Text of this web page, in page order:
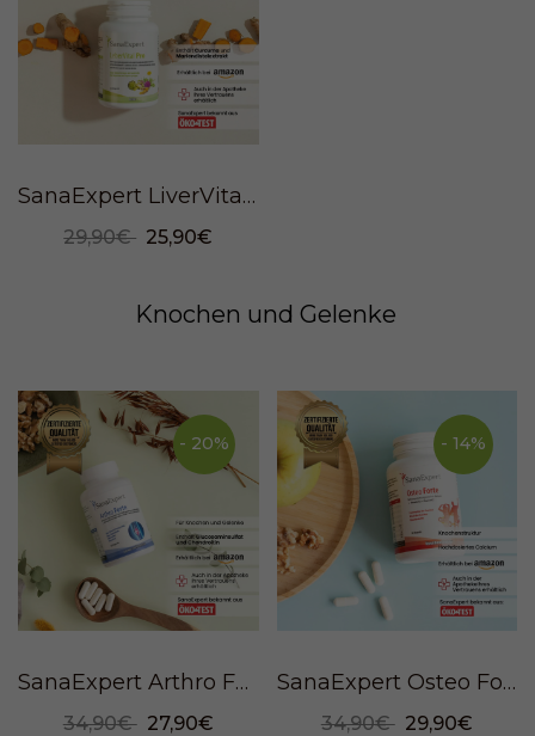
SanaExpert LiverVital Pro, 120 capsules
29,90€ 25,90€
Knochen und Gelenke
- 20%
SanaExpert Arthro Forte, 120 Kapseln
34,90€ 27,90€
- 14%
SanaExpert Osteo Forte, 90 Kapseln
34,90€ 29,90€